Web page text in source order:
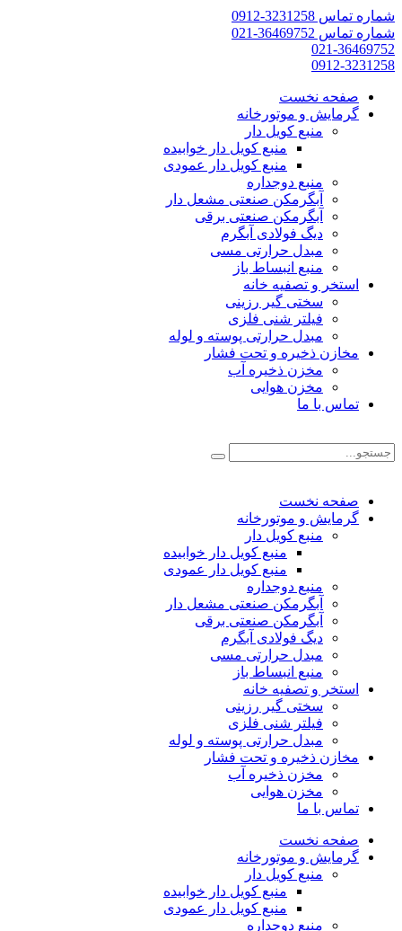
شماره تماس 3231258-0912
شماره تماس 36469752-021
021-36469752
0912-3231258
صفحه نخست
گرمایش و موتورخانه
منبع کویل دار
منبع کویل دار خوابیده
منبع کویل دار عمودی
منبع دوجداره
آبگرمکن صنعتی مشعل دار
آبگرمکن صنعتی برقی
دیگ فولادی آبگرم
مبدل حرارتی مسی
منبع انبساط باز
استخر و تصفیه خانه
سختی گیر رزینی
فیلتر شنی فلزی
مبدل حرارتی پوسته و لوله
مخازن ذخیره و تحت فشار
مخزن ذخیره آب
مخزن هوایی
تماس با ما
صفحه نخست
گرمایش و موتورخانه
منبع کویل دار
منبع کویل دار خوابیده
منبع کویل دار عمودی
منبع دوجداره
آبگرمکن صنعتی مشعل دار
آبگرمکن صنعتی برقی
دیگ فولادی آبگرم
مبدل حرارتی مسی
منبع انبساط باز
استخر و تصفیه خانه
سختی گیر رزینی
فیلتر شنی فلزی
مبدل حرارتی پوسته و لوله
مخازن ذخیره و تحت فشار
مخزن ذخیره آب
مخزن هوایی
تماس با ما
صفحه نخست
گرمایش و موتورخانه
منبع کویل دار
منبع کویل دار خوابیده
منبع کویل دار عمودی
منبع دوجداره